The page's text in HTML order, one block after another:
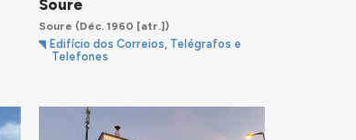
Soure
Soure (Déc. 1960 [atr.])
Edifício dos Correios, Telégrafos e
Telefones